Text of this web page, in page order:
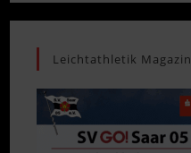
Leichtathletik Magazin